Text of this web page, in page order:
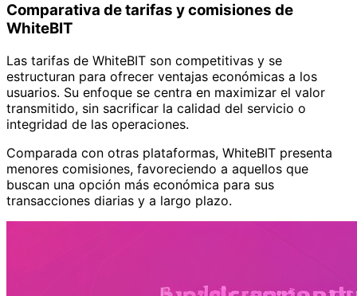
Comparativa de tarifas y comisiones de
WhiteBIT
Las tarifas de WhiteBIT son competitivas y se
estructuran para ofrecer ventajas económicas a los
usuarios. Su enfoque se centra en maximizar el valor
transmitido, sin sacrificar la calidad del servicio o
integridad de las operaciones.
Comparada con otras plataformas, WhiteBIT presenta
menores comisiones, favoreciendo a aquellos que
buscan una opción más económica para sus
transacciones diarias y a largo plazo.